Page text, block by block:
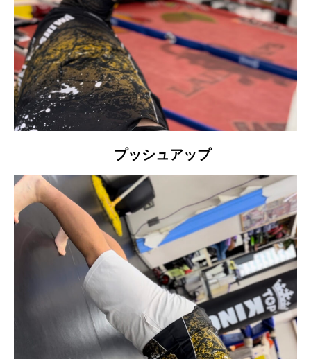
プッシュアップ